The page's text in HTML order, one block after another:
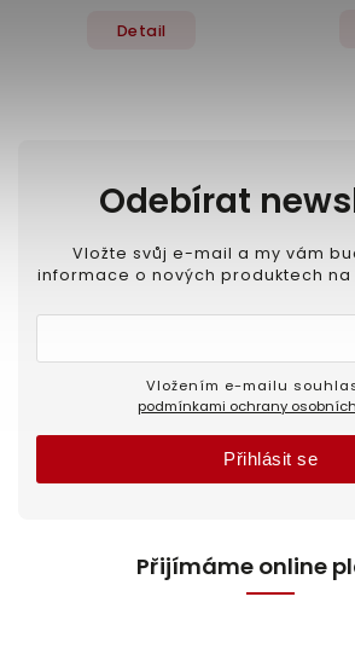
Detail
Odebírat
Vložte svůj e-mail a my vám
informace o nových produktech
podmínkami ochrany
Přihlásit se
Přijímáme online